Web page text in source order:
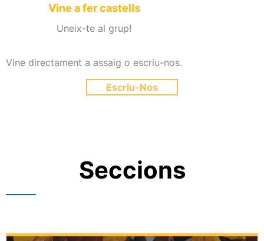
Vine a fer castells
Uneix-te al grup!
Vine directament a assaig o escriu-nos.
Escriu-Nos
Seccions